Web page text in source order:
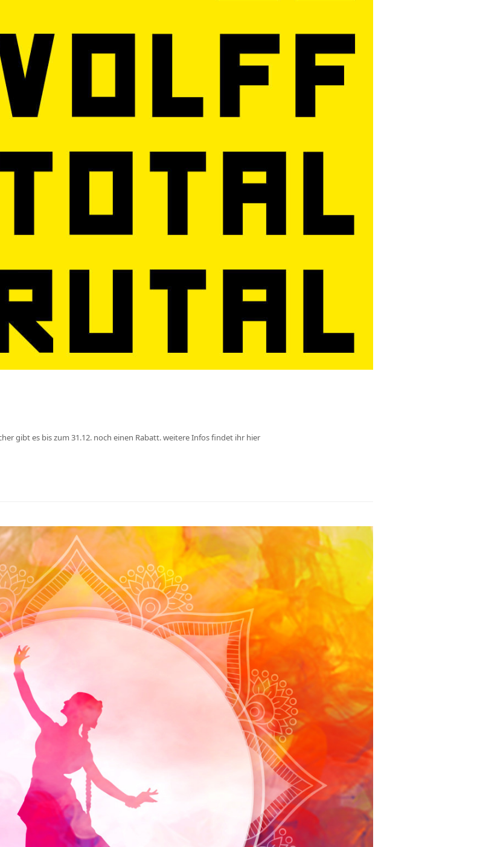
gibt es bis zum 31.12. noch einen Rabatt. weitere Infos findet ihr hier